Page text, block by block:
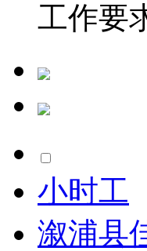
工作要
小时工
溆浦县